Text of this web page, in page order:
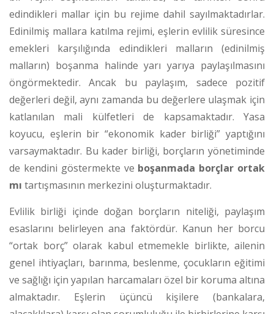
edindikleri mallar için bu rejime dahil sayılmaktadırlar.
Edinilmiş mallara katılma rejimi, eşlerin evlilik süresince
emekleri karşılığında edindikleri malların (edinilmiş
malların) boşanma halinde yarı yarıya paylaşılmasını
öngörmektedir. Ancak bu paylaşım, sadece pozitif
değerleri değil, aynı zamanda bu değerlere ulaşmak için
katlanılan mali külfetleri de kapsamaktadır. Yasa
koyucu, eşlerin bir “ekonomik kader birliği” yaptığını
varsaymaktadır. Bu kader birliği, borçların yönetiminde
de kendini göstermekte ve boşanmada borçlar ortak
mı tartışmasının merkezini oluşturmaktadır.
Evlilik birliği içinde doğan borçların niteliği, paylaşım
esaslarını belirleyen ana faktördür. Kanun her borcu
“ortak borç” olarak kabul etmemekle birlikte, ailenin
genel ihtiyaçları, barınma, beslenme, çocukların eğitimi
ve sağlığı için yapılan harcamaları özel bir koruma altına
almaktadır. Eşlerin üçüncü kişilere (bankalara,